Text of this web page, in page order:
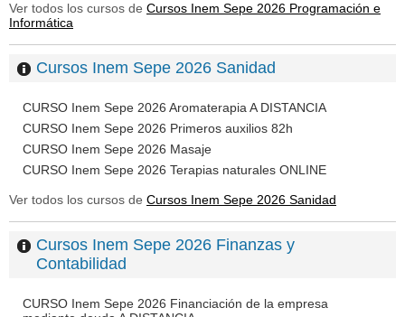
Ver todos los cursos de Cursos Inem Sepe 2026 Programación e
Informática
Cursos Inem Sepe 2026 Sanidad
CURSO Inem Sepe 2026 Aromaterapia A DISTANCIA
CURSO Inem Sepe 2026 Primeros auxilios 82h
CURSO Inem Sepe 2026 Masaje
CURSO Inem Sepe 2026 Terapias naturales ONLINE
Ver todos los cursos de Cursos Inem Sepe 2026 Sanidad
Cursos Inem Sepe 2026 Finanzas y
Contabilidad
CURSO Inem Sepe 2026 Financiación de la empresa